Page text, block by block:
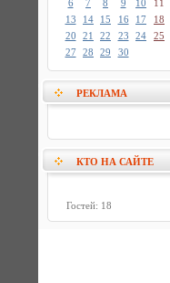
6
7 8 9 10 11
13
14 15 16 17 18
20
21 22 23 24 25
27
28 29 30
РЕКЛАМА
КТО НА САЙТЕ
Гостей: 18